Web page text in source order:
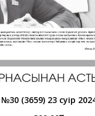
№30 (3659) 23 сәуір